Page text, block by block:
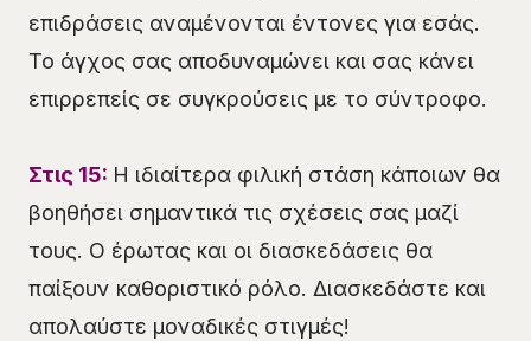
επιδράσεις αναμένονται έντονες για εσάς.
Το άγχος σας αποδυναμώνει και σας κάνει
επιρρεπείς σε συγκρούσεις με το σύντροφο.
Στις 15: Η ιδιαίτερα φιλική στάση κάποιων θα
βοηθήσει σημαντικά τις σχέσεις σας μαζί
τους. Ο έρωτας και οι διασκεδάσεις θα
παίξουν καθοριστικό ρόλο. Διασκεδάστε και
απολαύστε μοναδικές στιγμές!